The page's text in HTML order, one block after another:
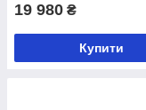
19 980 ₴
Купити